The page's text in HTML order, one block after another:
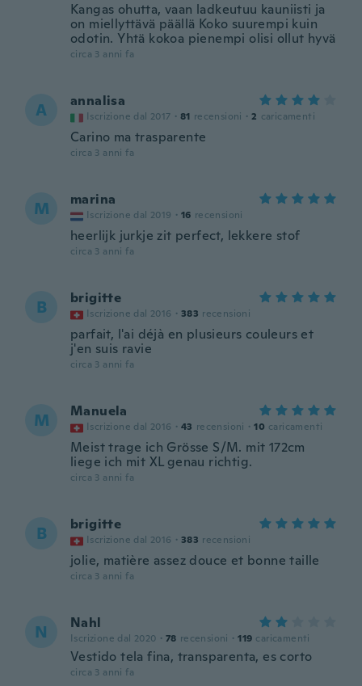
Kangas ohutta, vaan ladkeutuu kauniisti ja
on miellyttävä päällä Koko suurempi kuin
odotin. Yhtä kokoa pienempi olisi ollut hyvä
circa 3 anni fa
A annalisa
Iscrizione dal 2017 · 81 recensioni · 2 caricamenti
Carino ma trasparente
circa 3 anni fa
M marina
Iscrizione dal 2019 · 16 recensioni
heerlijk jurkje zit perfect, lekkere stof
circa 3 anni fa
B brigitte
Iscrizione dal 2016 · 383 recensioni
parfait, l'ai déjà en plusieurs couleurs et
j'en suis ravie
circa 3 anni fa
M Manuela
Iscrizione dal 2016 · 43 recensioni · 10 caricamenti
Meist trage ich Grösse S/M. mit 172cm
liege ich mit XL genau richtig.
circa 3 anni fa
B brigitte
Iscrizione dal 2016 · 383 recensioni
jolie, matière assez douce et bonne taille
circa 3 anni fa
N Nahl
Iscrizione dal 2020 · 78 recensioni · 119 caricamenti
Vestido tela fina, transparenta, es corto
circa 3 anni fa